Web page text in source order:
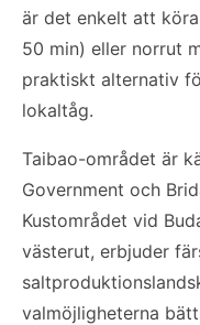
är det enkelt att
50 min) eller norrut
praktiskt alternativ
lokaltåg.
Taibao-området är
Government och
Kustområdet vid
västerut, erbjuder
valmöjligheterna